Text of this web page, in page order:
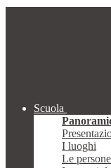
Scuola
I luoghi
Le persone